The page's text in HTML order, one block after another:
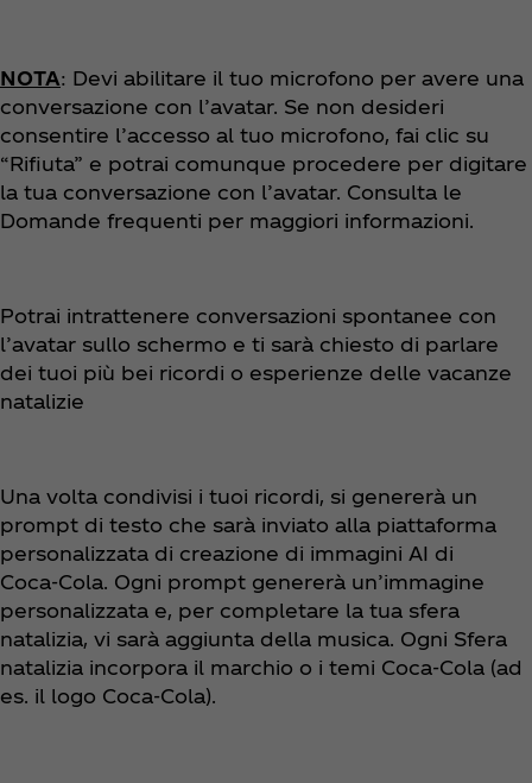
NOTA: Devi abilitare il tuo microfono per avere una
conversazione con l’avatar. Se non desideri
consentire l’accesso al tuo microfono, fai clic su
“Rifiuta” e potrai comunque procedere per digitare
la tua conversazione con l’avatar. Consulta le
Domande frequenti per maggiori informazioni.
Potrai intrattenere conversazioni spontanee con
l’avatar sullo schermo e ti sarà chiesto di parlare
dei tuoi più bei ricordi o esperienze delle vacanze
natalizie
Una volta condivisi i tuoi ricordi, si genererà un
prompt di testo che sarà inviato alla piattaforma
personalizzata di creazione di immagini AI di
Coca‑Cola. Ogni prompt genererà un’immagine
personalizzata e, per completare la tua sfera
natalizia, vi sarà aggiunta della musica. Ogni Sfera
natalizia incorpora il marchio o i temi Coca‑Cola (ad
es. il logo Coca‑Cola).